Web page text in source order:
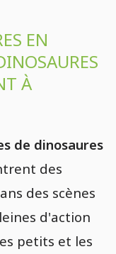
EN
À
de dinosaures
des
des scènes
d'action
petits et les